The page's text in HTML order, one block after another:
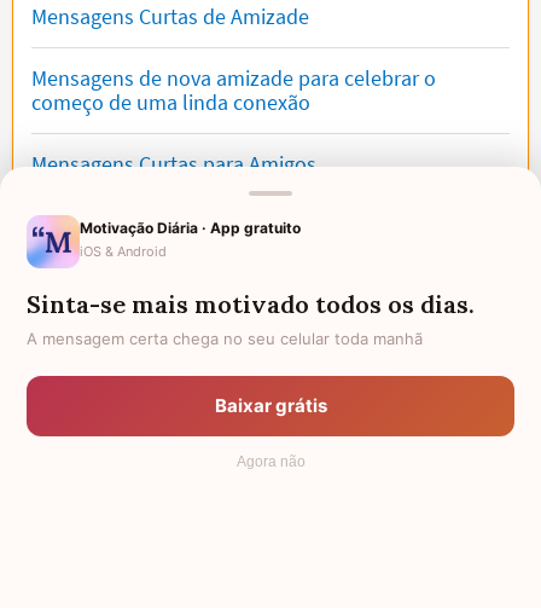
Mensagens Curtas de Amizade
Mensagens de nova amizade para celebrar o
começo de uma linda conexão
Mensagens Curtas para Amigos
Bom Dia Amigos
Recomendados para você
Motivação Diária · App gratuito
iOS & Android
Sinta-se mais motivado todos os dias.
A mensagem certa chega no seu celular toda manhã
Baixar grátis
Agora não